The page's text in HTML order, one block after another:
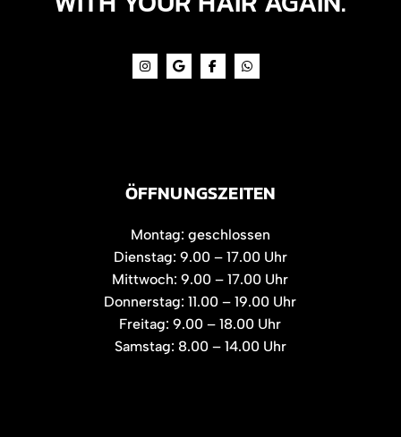
ÖFFNUNGSZEITEN
Montag: geschlossen
Dienstag: 9.00 – 17.00 Uhr
Mittwoch: 9.00 – 17.00 Uhr
Donnerstag: 11.00 – 19.00 Uhr
Freitag: 9.00 – 18.00 Uhr
Samstag: 8.00 – 14.00 Uhr